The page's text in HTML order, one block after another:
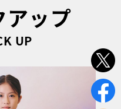
アップ
UP